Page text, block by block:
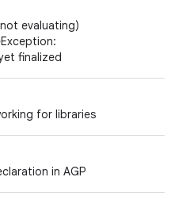
evaluating)
finalized
for libraries
in AGP